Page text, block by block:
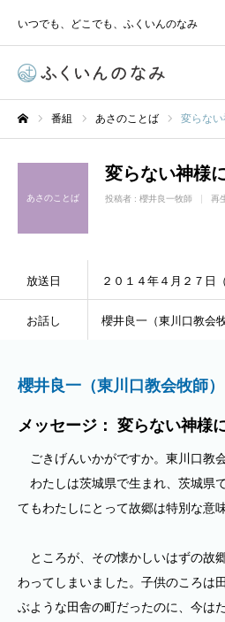
いつでも、どこでも、ふくいんのなみ
番組 あさのことば 変らな
あさのことば
変らない神様
投稿者 : 櫻井良一牧師 再
放送日 ２０１４年４月２７日（
お話し 櫻井良一（東川口教会牧
櫻井良一（東川口教会牧師）
メッセージ： 変らない神様
ごきげんいかがですか。東川口教会
わたしは茨城県で生まれ、茨城県
てもわたしにとって故郷は特別な意
ところが、その懐かしいはずの故
わってしまいました。子供のころは
ぶような田舎の町だったのに、今は